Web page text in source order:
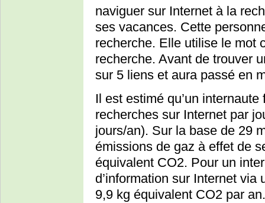
naviguer sur Internet à la
ses vacances. Cette
recherche. Elle utilise le mot
recherche. Avant de trouver
sur 5 liens et aura passé en
Il est estimé qu’un
recherches sur Internet par
jours/an). Sur la base de 29
émissions de gaz à effet de
équivalent CO2. Pour un
d’information sur Internet
9,9 kg équivalent CO2 par an.